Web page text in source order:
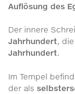
Auflösung des
Der innere
Jahrhundert,
Jahrhundert.
Im Tempel
der als